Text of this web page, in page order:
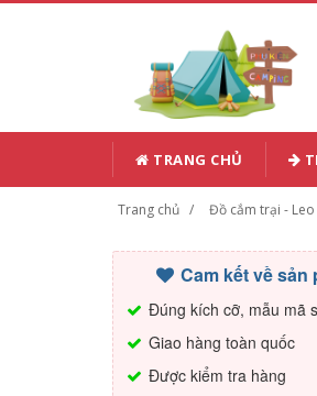
TRANG CHỦ
Trang chủ Đồ cắm trại - Leo
Cam kết về sản
Đúng kích cỡ, mẫu mã
Giao hàng toàn quốc
Được kiểm tra hàng